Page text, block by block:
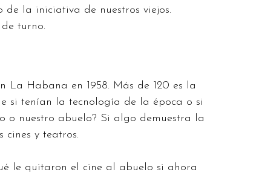
la iniciativa de nuestros viejos.
turno.
La Habana en 1958. Más de 120 es la
si tenían la tecnología de la época o si
o nuestro abuelo? Si algo demuestra la
cines y teatros.
le quitaron el cine al abuelo si ahora